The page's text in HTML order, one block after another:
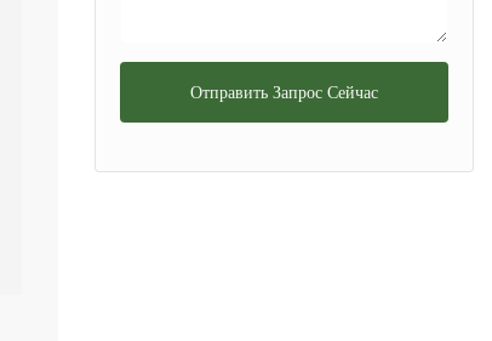
Отправить Запрос Сейчас